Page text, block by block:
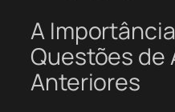
A
Questões de
Anteriores